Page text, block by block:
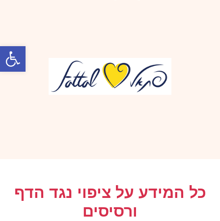
כל המידע על ציפוי נגד הדף
ורסיסים
פתח